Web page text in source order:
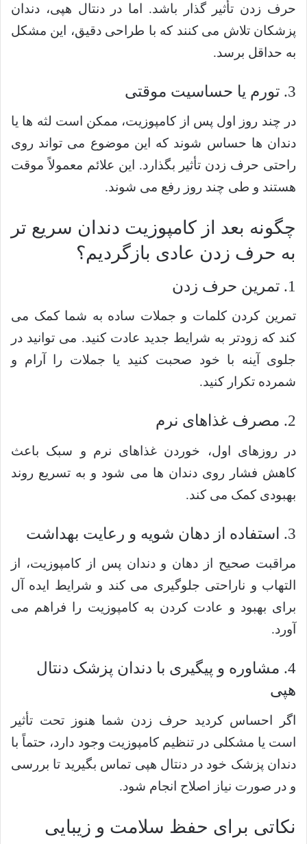
حرف زدن تأثیر گذار باشد. اما در دنتال هپی، دندان
پزشکان تلاش می کنند که با طراحی دقیق، این مشکل
به حداقل برسد.
3. تورم یا حساسیت موقتی
در چند روز اول پس از کامپوزیت، ممکن است لثه ها یا
دندان ها حساس شوند که این موضوع می تواند روی
راحتی حرف زدن تأثیر بگذارد. این علائم معمولاً موقت
هستند و طی چند روز رفع می شوند.
چگونه بعد از کامپوزیت دندان سریع تر
به حرف زدن عادی بازگردیم؟
1. تمرین حرف زدن
تمرین کردن کلمات و جملات ساده به شما کمک می
کند که زودتر به شرایط جدید عادت کنید. می توانید در
جلوی آینه با خود صحبت کنید یا جملات را آرام و
شمرده تکرار کنید.
2. مصرف غذاهای نرم
در روزهای اول، خوردن غذاهای نرم و سبک باعث
کاهش فشار روی دندان ها می شود و به تسریع روند
بهبودی کمک می کند.
3. استفاده از دهان شویه و رعایت بهداشت
مراقبت صحیح از دهان و دندان پس از کامپوزیت، از
التهاب و ناراحتی جلوگیری می کند و شرایط ایده آل
برای بهبود و عادت کردن به کامپوزیت را فراهم می
آورد.
4. مشاوره و پیگیری با دندان پزشک دنتال
هپی
اگر احساس کردید حرف زدن شما هنوز تحت تأثیر
است یا مشکلی در تنظیم کامپوزیت وجود دارد، حتماً با
دندان پزشک خود در دنتال هپی تماس بگیرید تا بررسی
و در صورت نیاز اصلاح انجام شود.
نکاتی برای حفظ سلامت و زیبایی